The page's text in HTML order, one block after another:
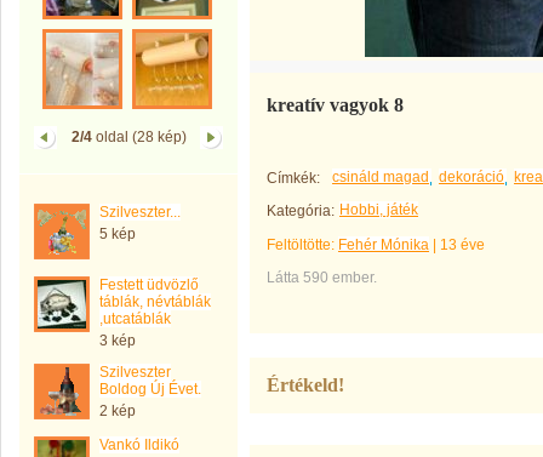
2/4oldal (28 kép)
Szilveszter...
5 kép
Festett üdvözlő
táblák, névtáblák
,utcatáblák
3 kép
Szilveszter
Boldog Új Évet.
2 kép
Vankó Ildikó
kreatív vagyok 8
Címkék: csináld magad dekoráció
Kategória: Hobbi, játék
Feltöltötte: Fehér Mónika
13 éve
Látta 590 ember.
Értékeld!